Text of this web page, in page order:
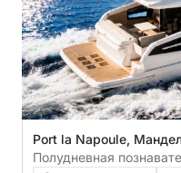
Port la Napoule,
Франция
Полудневная